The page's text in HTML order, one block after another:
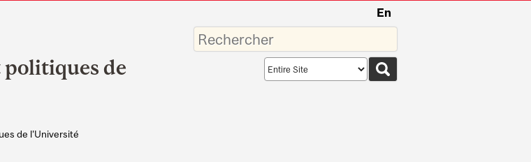
En
politiques de
de l'Université
Saisissez
vos
mots-
Search
scope